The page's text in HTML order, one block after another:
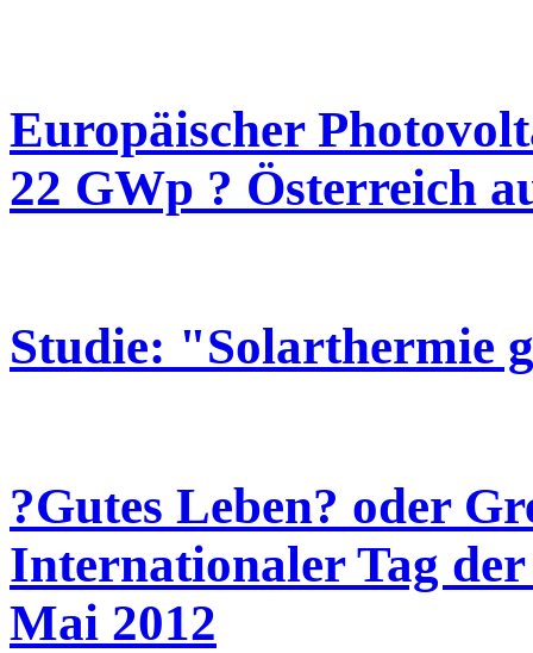
Europäischer
22 GWp ? Österreich
Studie: "Solarthermie
?Gutes Leben? oder
Internationaler Tag
Mai 2012